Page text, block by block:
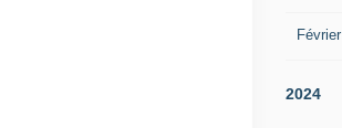
Février
2024